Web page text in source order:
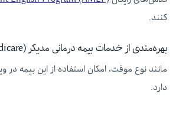
کنند.
بهره‌مندی از خدمات بیمه درمانی مدیکر (Medicare)
مانند نوع موقت، امکان استفاده از این بیمه در
دارد.